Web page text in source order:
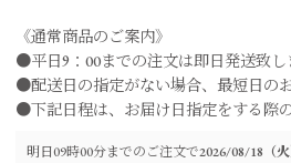
《通常商品のご案内》
●平日9：00までの注文は即日発送致し
●配送日の指定がない場合、最短日のお
●下記日程は、お届け日指定をする際の
明日09時00分までのご注文で2026/08/18（火